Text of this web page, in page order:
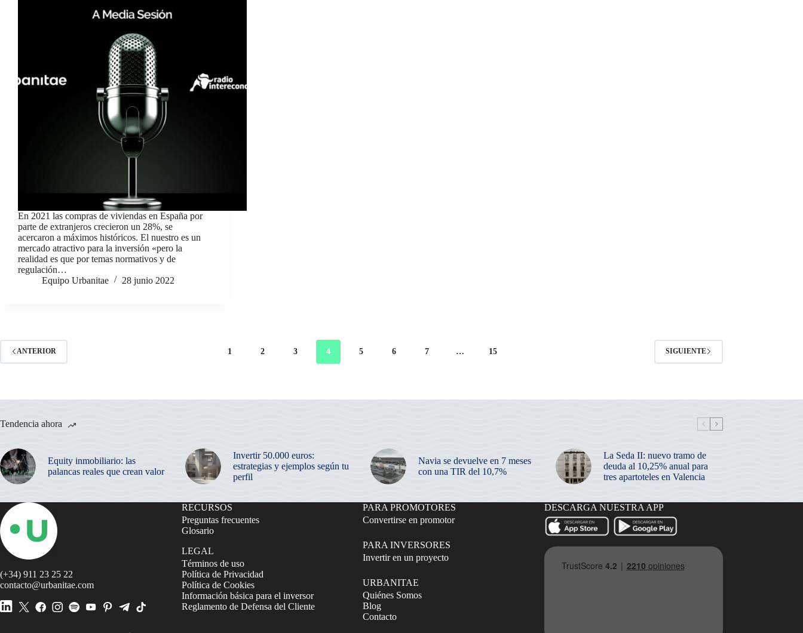
En 2021 las compras de viviendas en España por
parte de extranjeros crecieron un 28%, se
acercaron a máximos históricos. El nuestro es un
mercado atractivo para la inversión «pero la
realidad es que por temas normativos y de
regulación…
Equipo Urbanitae
28 junio 2022
ANTERIOR 1 2 3 4 5 6 7 … 15 SIGUIENTE
Tendencia ahora
Equity inmobiliario: las
palancas reales que crean valor
Invertir 50.000 euros:
estrategias y ejemplos según tu
perfil
Navia se devuelve en 7 meses
con una TIR del 10,7%
La Seda II: nuevo tramo de
deuda al 10,25% anual para
tres apartoteles en Valencia
(+34) 911 23 25 22
contacto@urbanitae.com
RECURSOS
Preguntas frecuentes
Glosario
LEGAL
Términos de uso
Política de Privacidad
Política de Cookies
Información básica para el inversor
Reglamento de Defensa del Cliente
PARA PROMOTORES
Convertirse en promotor
PARA INVERSORES
Invertir en un proyecto
URBANITAE
Quiénes Somos
Blog
Contacto
DESCARGA NUESTRA APP